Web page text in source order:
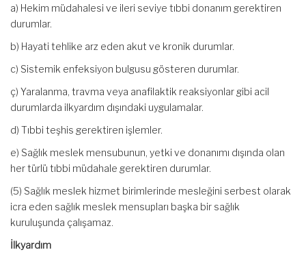
a) Hekim müdahalesi ve ileri seviye tıbbi donanım gerektiren
durumlar.
b) Hayati tehlike arz eden akut ve kronik durumlar.
c) Sistemik enfeksiyon bulgusu gösteren durumlar.
ç) Yaralanma, travma veya anafilaktik reaksiyonlar gibi acil
durumlarda ilkyardım dışındaki uygulamalar.
d) Tıbbi teşhis gerektiren işlemler.
e) Sağlık meslek mensubunun, yetki ve donanımı dışında olan
her türlü tıbbi müdahale gerektiren durumlar.
(5) Sağlık meslek hizmet birimlerinde mesleğini serbest olarak
icra eden sağlık meslek mensupları başka bir sağlık
kuruluşunda çalışamaz.
İlkyardım